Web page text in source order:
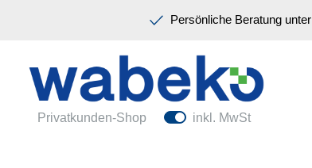
Persönliche Beratung unter
Privatkunden-Shop inkl. MwSt
Ordnen & Registrieren
Papiere & Blöcke
Schreiben & Korrigieren